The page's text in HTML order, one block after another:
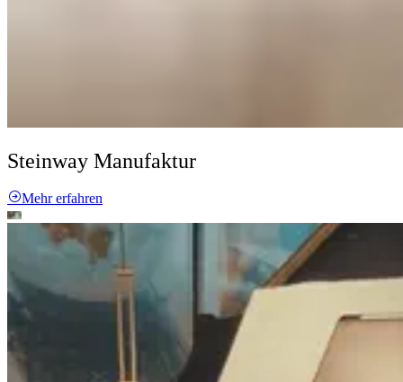
Steinway Manufaktur
Mehr erfahren